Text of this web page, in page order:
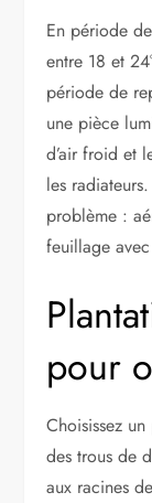
En période
entre 18 et
période de
une pièce
d’air froid et
les
problème :
feuillage
pour
Choisissez
des trous de
aux racines